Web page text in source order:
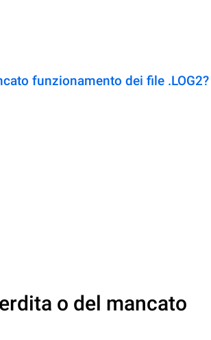
funzionamento dei file .LOG2?
o del mancato